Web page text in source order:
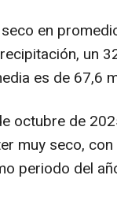
en
un
es de 67,6
octubre de
muy seco, con
periodo del